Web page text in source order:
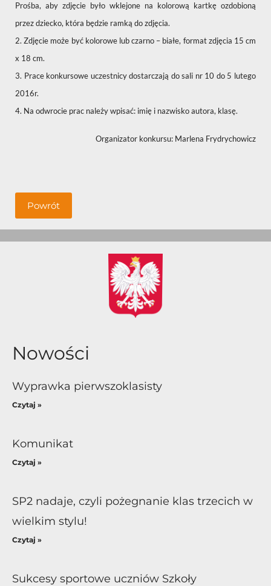
Prośba, aby zdjęcie było wklejone na kolorową kartkę ozdobioną
przez dziecko, która będzie ramką do zdjęcia.
2. Zdjęcie może być kolorowe lub czarno – białe, format zdjęcia 15 cm
x 18 cm.
3. Prace konkursowe uczestnicy dostarczają do sali nr 10 do 5 lutego
2016r.
4. Na odwrocie prac należy wpisać: imię i nazwisko autora, klasę.
Organizator konkursu: Marlena Frydrychowicz
Powrót
Nowości
Wyprawka pierwszoklasisty
Czytaj »
Komunikat
Czytaj »
SP2 nadaje, czyli pożegnanie klas trzecich w
wielkim stylu!
Czytaj »
Sukcesy sportowe uczniów Szkoły